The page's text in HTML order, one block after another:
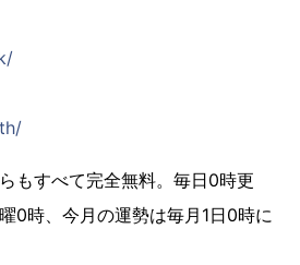
もすべて完全無料。毎日0時更
0時、今月の運勢は毎月1日0時に